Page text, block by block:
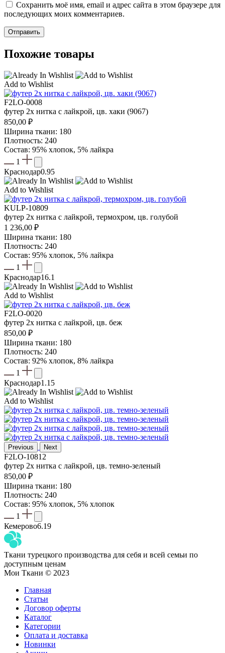
Сохранить моё имя, email и адрес сайта в этом браузере для
последующих моих комментариев.
Похожие товары
Add to Wishlist
F2LO-0008
футер 2х нитка с лайкрой, цв. хаки (9067)
850,00 ₽
Ширина ткани: 180
Плотность: 240
Состав: 95% хлопок, 5% лайкра
1
Краснодар0.95
Add to Wishlist
KULP-10809
футер 2х нитка с лайкрой, термохром, цв. голубой
1 236,00 ₽
Ширина ткани: 180
Плотность: 240
Состав: 95% хлопок, 5% лайкра
1
Краснодар16.1
Add to Wishlist
F2LO-0020
футер 2х нитка с лайкрой, цв. беж
850,00 ₽
Ширина ткани: 180
Плотность: 240
Состав: 92% хлопок, 8% лайкра
1
Краснодар1.15
Add to Wishlist
Previous Next
F2LO-10812
футер 2х нитка с лайкрой, цв. темно-зеленый
850,00 ₽
Ширина ткани: 180
Плотность: 240
Состав: 95% хлопок, 5% хлопок
1
Кемерово6.19
Ткани турецкого производства для себя и всей семьи по
доступным ценам
Мои Ткани © 2023
Главная
Статьи
Договор оферты
Каталог
Категории
Оплата и доставка
Новинки